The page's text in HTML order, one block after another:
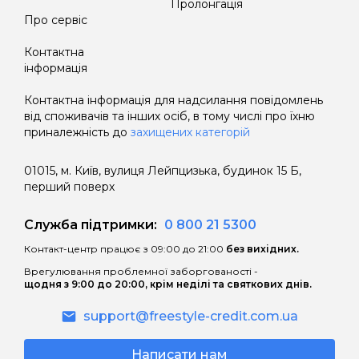
наданого кредиту після закінчення
Дисконтного періоду кредитування має
наступні наслідки:
• витрати споживача за користування
нарахування процентів за користування
Кредитом після закінчення Дисконтного
ставкою, що вказана в договорі;
кредитування можуть зрости внаслідок
зобов’язань споживача по сплаті процентів
за користування Кредитом відповідно до
розміру Базової процентної ставки і
Про сервіс
Контактна
інформація
Пролонгація
Контактна інформація для надсилання повідомлень
від споживачів та інших осіб, в тому числі про їхню
приналежність до захищених категорій
01015, м. Київ, вулиця Лейпцизька, будинок 15 Б,
перший поверх
Служба підтримки: 0 800 21 5300
Контакт-центр працює з 09:00 до 21:00 без вихідних.
Врегулювання проблемної заборгованості -
щодня з 9:00 до 20:00, крім неділі та святкових днів.
support@freestyle-credit.com.ua
Написати нам